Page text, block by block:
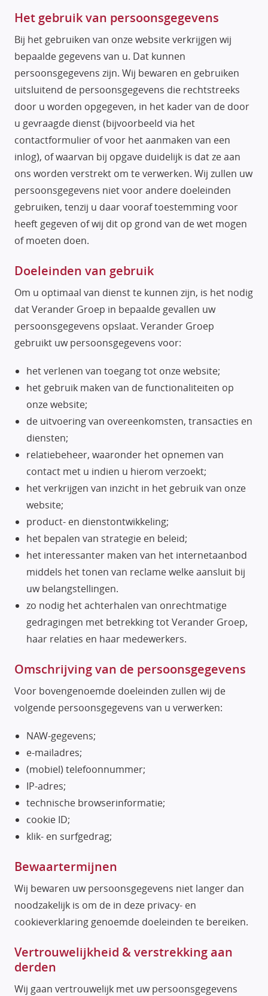
Het gebruik van persoonsgegevens
Bij het gebruiken van onze website verkrijgen wij
bepaalde gegevens van u. Dat kunnen
persoonsgegevens zijn. Wij bewaren en gebruiken
uitsluitend de persoonsgegevens die rechtstreeks
door u worden opgegeven, in het kader van de door
u gevraagde dienst (bijvoorbeeld via het
contactformulier of voor het aanmaken van een
inlog), of waarvan bij opgave duidelijk is dat ze aan
ons worden verstrekt om te verwerken. Wij zullen uw
persoonsgegevens niet voor andere doeleinden
gebruiken, tenzij u daar vooraf toestemming voor
heeft gegeven of wij dit op grond van de wet mogen
of moeten doen.
Doeleinden van gebruik
Om u optimaal van dienst te kunnen zijn, is het nodig
dat Verander Groep in bepaalde gevallen uw
persoonsgegevens opslaat. Verander Groep
gebruikt uw persoonsgegevens voor:
het verlenen van toegang tot onze website;
het gebruik maken van de functionaliteiten op
onze website;
de uitvoering van overeenkomsten, transacties en
diensten;
relatiebeheer, waaronder het opnemen van
contact met u indien u hierom verzoekt;
het verkrijgen van inzicht in het gebruik van onze
website;
product- en dienstontwikkeling;
het bepalen van strategie en beleid;
het interessanter maken van het internetaanbod
middels het tonen van reclame welke aansluit bij
uw belangstellingen.
zo nodig het achterhalen van onrechtmatige
gedragingen met betrekking tot Verander Groep,
haar relaties en haar medewerkers.
Omschrijving van de persoonsgegevens
Voor bovengenoemde doeleinden zullen wij de
volgende persoonsgegevens van u verwerken:
NAW-gegevens;
e-mailadres;
(mobiel) telefoonnummer;
IP-adres;
technische browserinformatie;
cookie ID;
klik- en surfgedrag;
Bewaartermijnen
Wij bewaren uw persoonsgegevens niet langer dan
noodzakelijk is om de in deze privacy- en
cookieverklaring genoemde doeleinden te bereiken.
Vertrouwelijkheid & verstrekking aan
derden
Wij gaan vertrouwelijk met uw persoonsgegevens